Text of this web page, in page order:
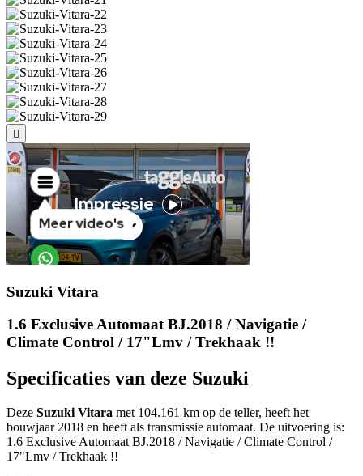
Suzuki Vitara
1.6 Exclusive Automaat BJ.2018 / Navigatie /
Climate Control / 17"Lmv / Trekhaak !!
Specificaties van deze Suzuki
Deze Suzuki Vitara met 104.161 km op de teller, heeft het
bouwjaar 2018 en heeft als transmissie automaat. De uitvoering is:
1.6 Exclusive Automaat BJ.2018 / Navigatie / Climate Control /
17"Lmv / Trekhaak !!